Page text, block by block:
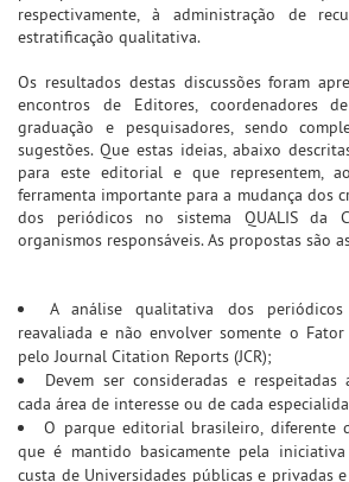
respectivamente, à administração de
estratificação qualitativa.
Os resultados destas discussões foram
encontros de Editores, coordenadores
graduação e pesquisadores, sendo
sugestões. Que estas ideias, abaixo
para este editorial e que representem,
ferramenta importante para a mudança dos
dos periódicos no sistema QUALIS da
organismos responsáveis. As propostas são
A análise qualitativa dos
reavaliada e não envolver somente o
pelo Journal Citation Reports (JCR);
Devem ser consideradas e
cada área de interesse ou de cada
O parque editorial brasileiro, diferente
que é mantido basicamente pela
custa de Universidades públicas e privadas